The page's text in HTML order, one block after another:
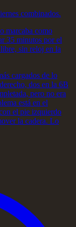
combinados.
marcaba como
35 minutos por el
sin reloj en la
cargados de lo
dos en la 6B
pero no era
está en el
el pie izquierdo
la cadera. Lo